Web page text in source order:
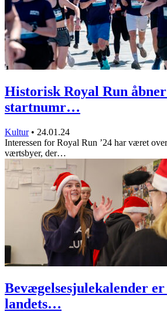
Historisk Royal Run
startnumr…
Kultur • 24.01.24
Interessen for Royal Run ’24 har været
værtsbyer, der…
Bevægelsesjulekalender
landets…